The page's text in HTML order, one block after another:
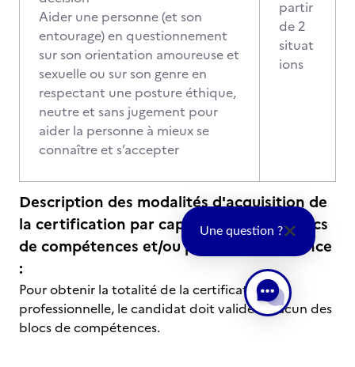
Aider une personne (et son
entourage) en questionnement
sur son orientation amoureuse et
sexuelle ou sur son genre en
respectant une posture éthique,
neutre et sans jugement pour
aider la personne à mieux se
connaître et s’accepter
partir
de 2
situat
ions
Description des modalités d'acquisition de
la certification par capitalisation des blocs
de compétences et/ou par correspondance
:
Pour obtenir la totalité de la certification
professionnelle, le candidat doit valider chacun des
blocs de compétences.
Une question ?